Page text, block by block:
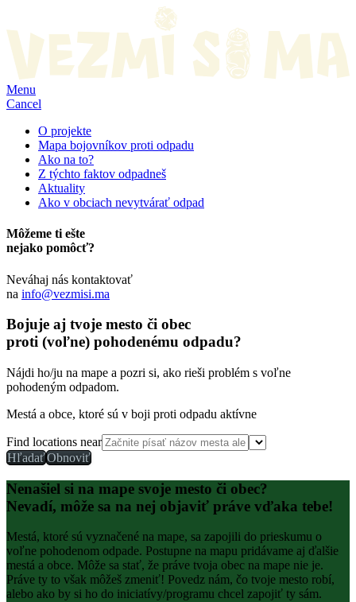
Menu
Cancel
O projekte
Mapa bojovníkov proti odpadu
Ako na to?
Z týchto faktov odpadneš
Aktuality
Ako v obciach nevytvárať odpad
Môžeme ti ešte
nejako pomôcť?
Neváhaj nás kontaktovať
na info@vezmisi.ma
Bojuje aj tvoje mesto či obec
proti (voľne) pohodenému odpadu?
Nájdi ho/ju na mape a pozri si, ako rieši problém s voľne
pohodeným odpadom.
Mestá a obce, ktoré sú v boji proti odpadu aktívne
Find locations near
HľadaťObnoviť
Nenašiel si na mape svoje mesto či obec?
Nevadí, môže sa na nej objaviť práve vďaka tebe!
Mestá, ktoré sú vyznačené na mape, sa zapojili do prieskumu o
voľne pohodenom odpade. Postupne na mapu pridávame aj ďalšie
mestá a obce. Môže sa stať, že práve tvoja obec na mape nie je.
Práve ty to však môžeš zmeniť! Povedz nám, čo tvoje mesto robí,
alebo ako by si ho do iniciatívy/programu chcel zapojiť ty sám.